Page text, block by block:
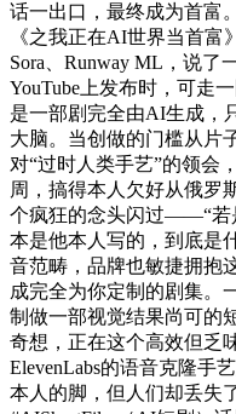
话一出口，最终成为首富
《之我正在AI世界当首富
Sora、Runway ML，说了
YouTube上发布时，可走
是一部剧完全由AI生成，
大脑。当创做的门槛从片
对“过时人类手艺”的领会
周，搞得本人欠好从俄罗
个疯狂的念头闪过——“若
本是他本人写的，到底是
音范畴，品牌也敏捷拥抱
成完全为你定制的剧集。
制做一部视觉结果尚可的
奇想，正在这个高效但乏
ElevenLabs的语音克隆手
本人的脚，但人们却丢失